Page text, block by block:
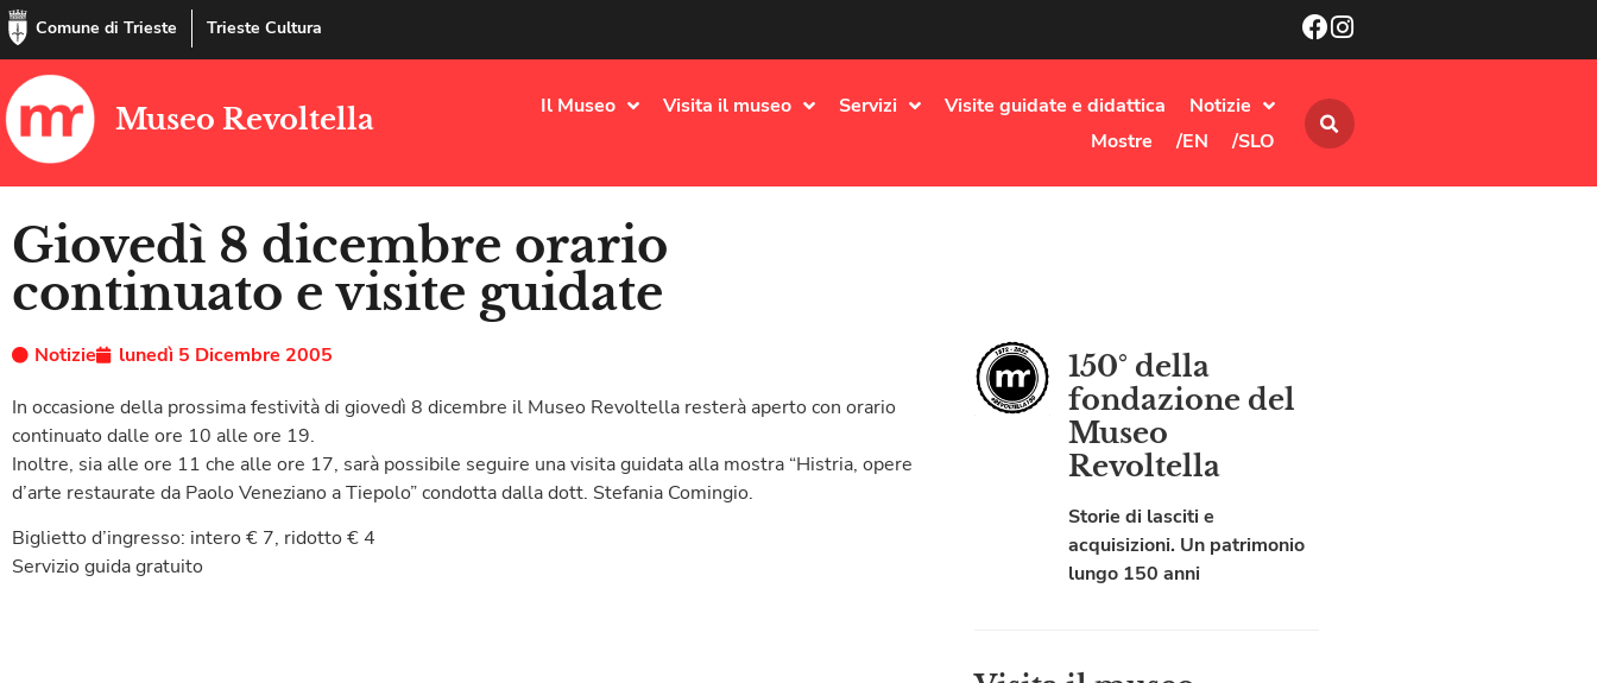
Comune di Trieste Trieste Cultura
Museo Revoltella Il Museo Visita il museo Servizi Visite guidate e didattica
Notizie
Mostre
/EN /SLO
Giovedì 8 dicembre orario
continuato e visite guidate
Notizie
lunedì 5 Dicembre 2005
In occasione della prossima festività di giovedì 8 dicembre il Museo Revoltella resterà aperto con orario
continuato dalle ore 10 alle ore 19.
Inoltre, sia alle ore 11 che alle ore 17, sarà possibile seguire una visita guidata alla mostra “Histria, opere
d’arte restaurate da Paolo Veneziano a Tiepolo” condotta dalla dott. Stefania Comingio.
Biglietto d’ingresso: intero € 7, ridotto € 4
Servizio guida gratuito
150° della
fondazione del
Museo
Revoltella
Storie di lasciti e
acquisizioni. Un patrimonio
lungo 150 anni